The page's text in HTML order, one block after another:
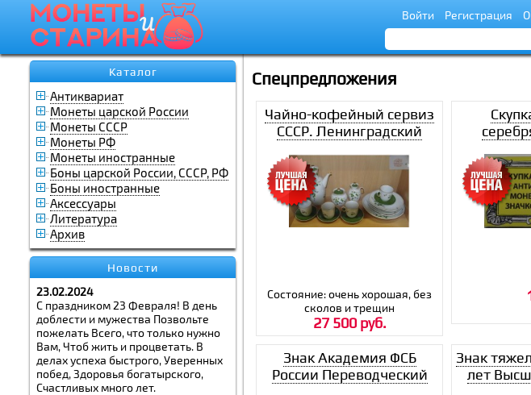
Войти Регистрация
Каталог
Антиквариат
Монеты царской России
Монеты СССР
Монеты РФ
Монеты иностранные
Боны царской России, СССР, РФ
Боны иностранные
Аксессуары
Литература
Архив
Новости
23.02.2024
С праздником 23 Февраля! В день
доблести и мужества Позвольте
пожелать Всего, что только нужно
Вам, Чтоб жить и процветать. В
делах успеха быстрого, Уверенных
побед, Здоровья богатырского,
Счастливых много лет.
Спецпредложения
Чайно-кофейный сервиз
СССР. Ленинградский
Состояние: очень хорошая, без
сколов и трещин
27 500 руб.
Знак Академия ФСБ
России Переводческий
Знак
лет